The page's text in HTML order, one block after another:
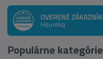
Populárne kategórie